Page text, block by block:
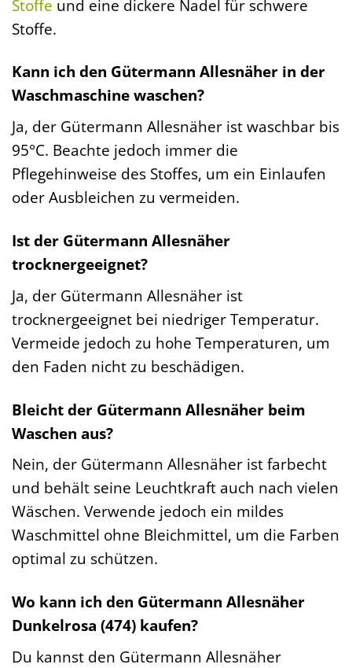
Stoffe und eine dickere Nadel für schwere
Stoffe.
Kann ich den Gütermann Allesnäher in der
Waschmaschine waschen?
Ja, der Gütermann Allesnäher ist waschbar bis
95°C. Beachte jedoch immer die
Pflegehinweise des Stoffes, um ein Einlaufen
oder Ausbleichen zu vermeiden.
Ist der Gütermann Allesnäher
trocknergeeignet?
Ja, der Gütermann Allesnäher ist
trocknergeeignet bei niedriger Temperatur.
Vermeide jedoch zu hohe Temperaturen, um
den Faden nicht zu beschädigen.
Bleicht der Gütermann Allesnäher beim
Waschen aus?
Nein, der Gütermann Allesnäher ist farbecht
und behält seine Leuchtkraft auch nach vielen
Wäschen. Verwende jedoch ein mildes
Waschmittel ohne Bleichmittel, um die Farben
optimal zu schützen.
Wo kann ich den Gütermann Allesnäher
Dunkelrosa (474) kaufen?
Du kannst den Gütermann Allesnäher